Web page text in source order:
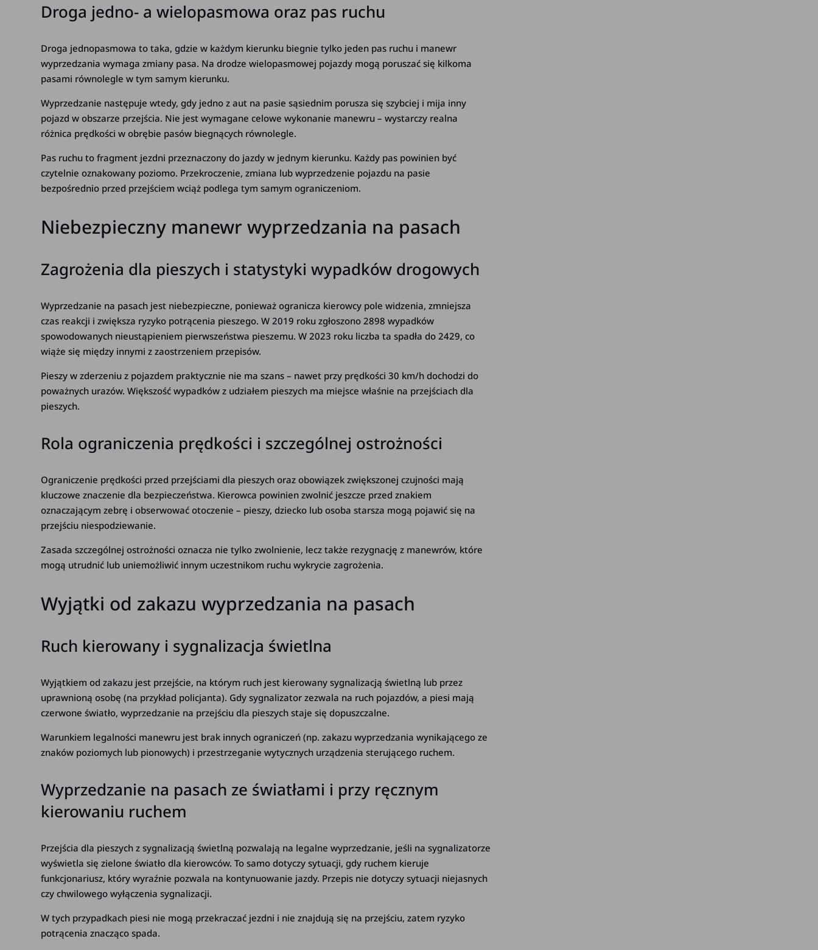
Droga jedno- a wielopasmowa oraz pas ruchu
Droga jednopasmowa to taka, gdzie w każdym kierunku biegnie tylko jeden pas ruchu i manewr
wyprzedzania wymaga zmiany pasa. Na drodze wielopasmowej pojazdy mogą poruszać się kilkoma
pasami równolegle w tym samym kierunku.
Wyprzedzanie następuje wtedy, gdy jedno z aut na pasie sąsiednim porusza się szybciej i mija inny
pojazd w obszarze przejścia. Nie jest wymagane celowe wykonanie manewru – wystarczy realna
różnica prędkości w obrębie pasów biegnących równolegle.
Pas ruchu to fragment jezdni przeznaczony do jazdy w jednym kierunku. Każdy pas powinien być
czytelnie oznakowany poziomo. Przekroczenie, zmiana lub wyprzedzenie pojazdu na pasie
bezpośrednio przed przejściem wciąż podlega tym samym ograniczeniom.
Niebezpieczny manewr wyprzedzania na pasach
Zagrożenia dla pieszych i statystyki wypadków drogowych
Wyprzedzanie na pasach jest niebezpieczne, ponieważ ogranicza kierowcy pole widzenia, zmniejsza
czas reakcji i zwiększa ryzyko potrącenia pieszego. W 2019 roku zgłoszono 2898 wypadków
spowodowanych nieustąpieniem pierwszeństwa pieszemu. W 2023 roku liczba ta spadła do 2429, co
wiąże się między innymi z zaostrzeniem przepisów.
Pieszy w zderzeniu z pojazdem praktycznie nie ma szans – nawet przy prędkości 30 km/h dochodzi do
poważnych urazów. Większość wypadków z udziałem pieszych ma miejsce właśnie na przejściach dla
pieszych.
Rola ograniczenia prędkości i szczególnej ostrożności
Ograniczenie prędkości przed przejściami dla pieszych oraz obowiązek zwiększonej czujności mają
kluczowe znaczenie dla bezpieczeństwa. Kierowca powinien zwolnić jeszcze przed znakiem
oznaczającym zebrę i obserwować otoczenie – pieszy, dziecko lub osoba starsza mogą pojawić się na
przejściu niespodziewanie.
Zasada szczególnej ostrożności oznacza nie tylko zwolnienie, lecz także rezygnację z manewrów, które
mogą utrudnić lub uniemożliwić innym uczestnikom ruchu wykrycie zagrożenia.
Wyjątki od zakazu wyprzedzania na pasach
Ruch kierowany i sygnalizacja świetlna
Wyjątkiem od zakazu jest przejście, na którym ruch jest kierowany sygnalizacją świetlną lub przez
uprawnioną osobę (na przykład policjanta). Gdy sygnalizator zezwala na ruch pojazdów, a piesi mają
czerwone światło, wyprzedzanie na przejściu dla pieszych staje się dopuszczalne.
Warunkiem legalności manewru jest brak innych ograniczeń (np. zakazu wyprzedzania wynikającego ze
znaków poziomych lub pionowych) i przestrzeganie wytycznych urządzenia sterującego ruchem.
Wyprzedzanie na pasach ze światłami i przy ręcznym
kierowaniu ruchem
Przejścia dla pieszych z sygnalizacją świetlną pozwalają na legalne wyprzedzanie, jeśli na sygnalizatorze
wyświetla się zielone światło dla kierowców. To samo dotyczy sytuacji, gdy ruchem kieruje
funkcjonariusz, który wyraźnie pozwala na kontynuowanie jazdy. Przepis nie dotyczy sytuacji niejasnych
czy chwilowego wyłączenia sygnalizacji.
W tych przypadkach piesi nie mogą przekraczać jezdni i nie znajdują się na przejściu, zatem ryzyko
potrącenia znacząco spada.